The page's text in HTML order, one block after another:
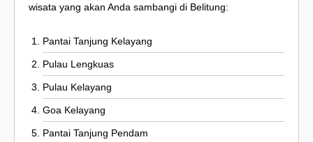
wisata yang akan Anda sambangi di Belitung:
Pantai Tanjung Kelayang
Pulau Lengkuas
Pulau Kelayang
Goa Kelayang
Pantai Tanjung Pendam